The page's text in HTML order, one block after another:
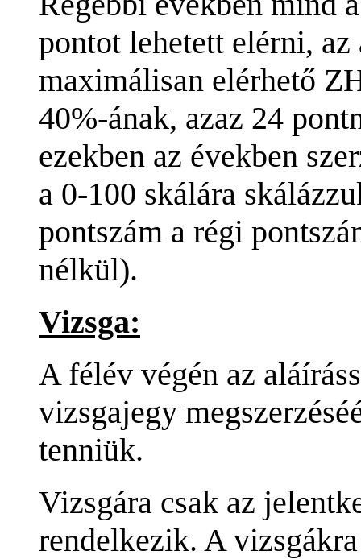
pontot lehetett elérni,
maximálisan elérhető
40%-ának, azaz 24
ezekben az években
a 0-100 skálára
pontszám a régi
nélkül).
Vizsga:
A félév végén az
vizsgajegy
tenniük.
Vizsgára csak az
rendelkezik. A